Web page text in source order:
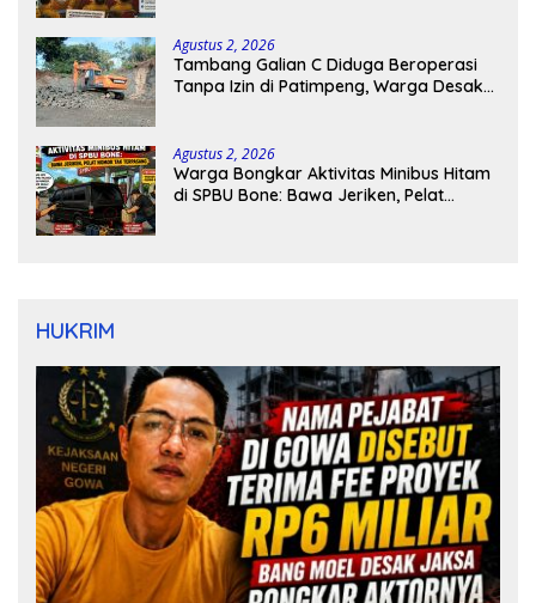
Agustus 2, 2026
Tambang Galian C Diduga Beroperasi
Tanpa Izin di Patimpeng, Warga Desak
Agustus 2, 2026
Warga Bongkar Aktivitas Minibus Hitam
di SPBU Bone: Bawa Jeriken, Pelat
HUKRIM